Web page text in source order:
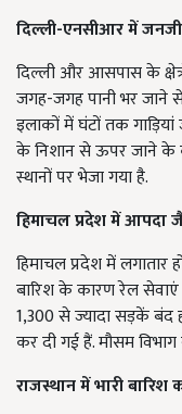
दिल्ली-एनसीआर में
दिल्ली और आसपास के
जगह-जगह पानी भर जाने
इलाकों में घंटों तक
के निशान से ऊपर जाने के
स्थानों पर भेजा गया है.
हिमाचल प्रदेश में आपदा
हिमाचल प्रदेश में लगातार
बारिश के कारण रेल सेवाएं
1,300 से ज्यादा सड़कें बंद
कर दी गई हैं. मौसम
राजस्थान में भारी बारिश